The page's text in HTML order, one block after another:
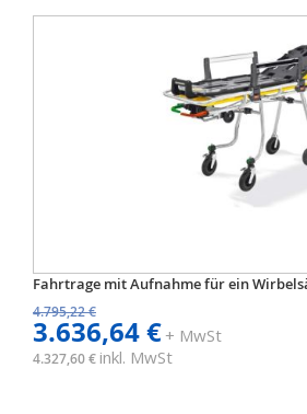
Fahrtrage mit Aufnahme für ein
4.795,22 €
3.636,64 €+ MwSt
4.327,60 € inkl. MwSt